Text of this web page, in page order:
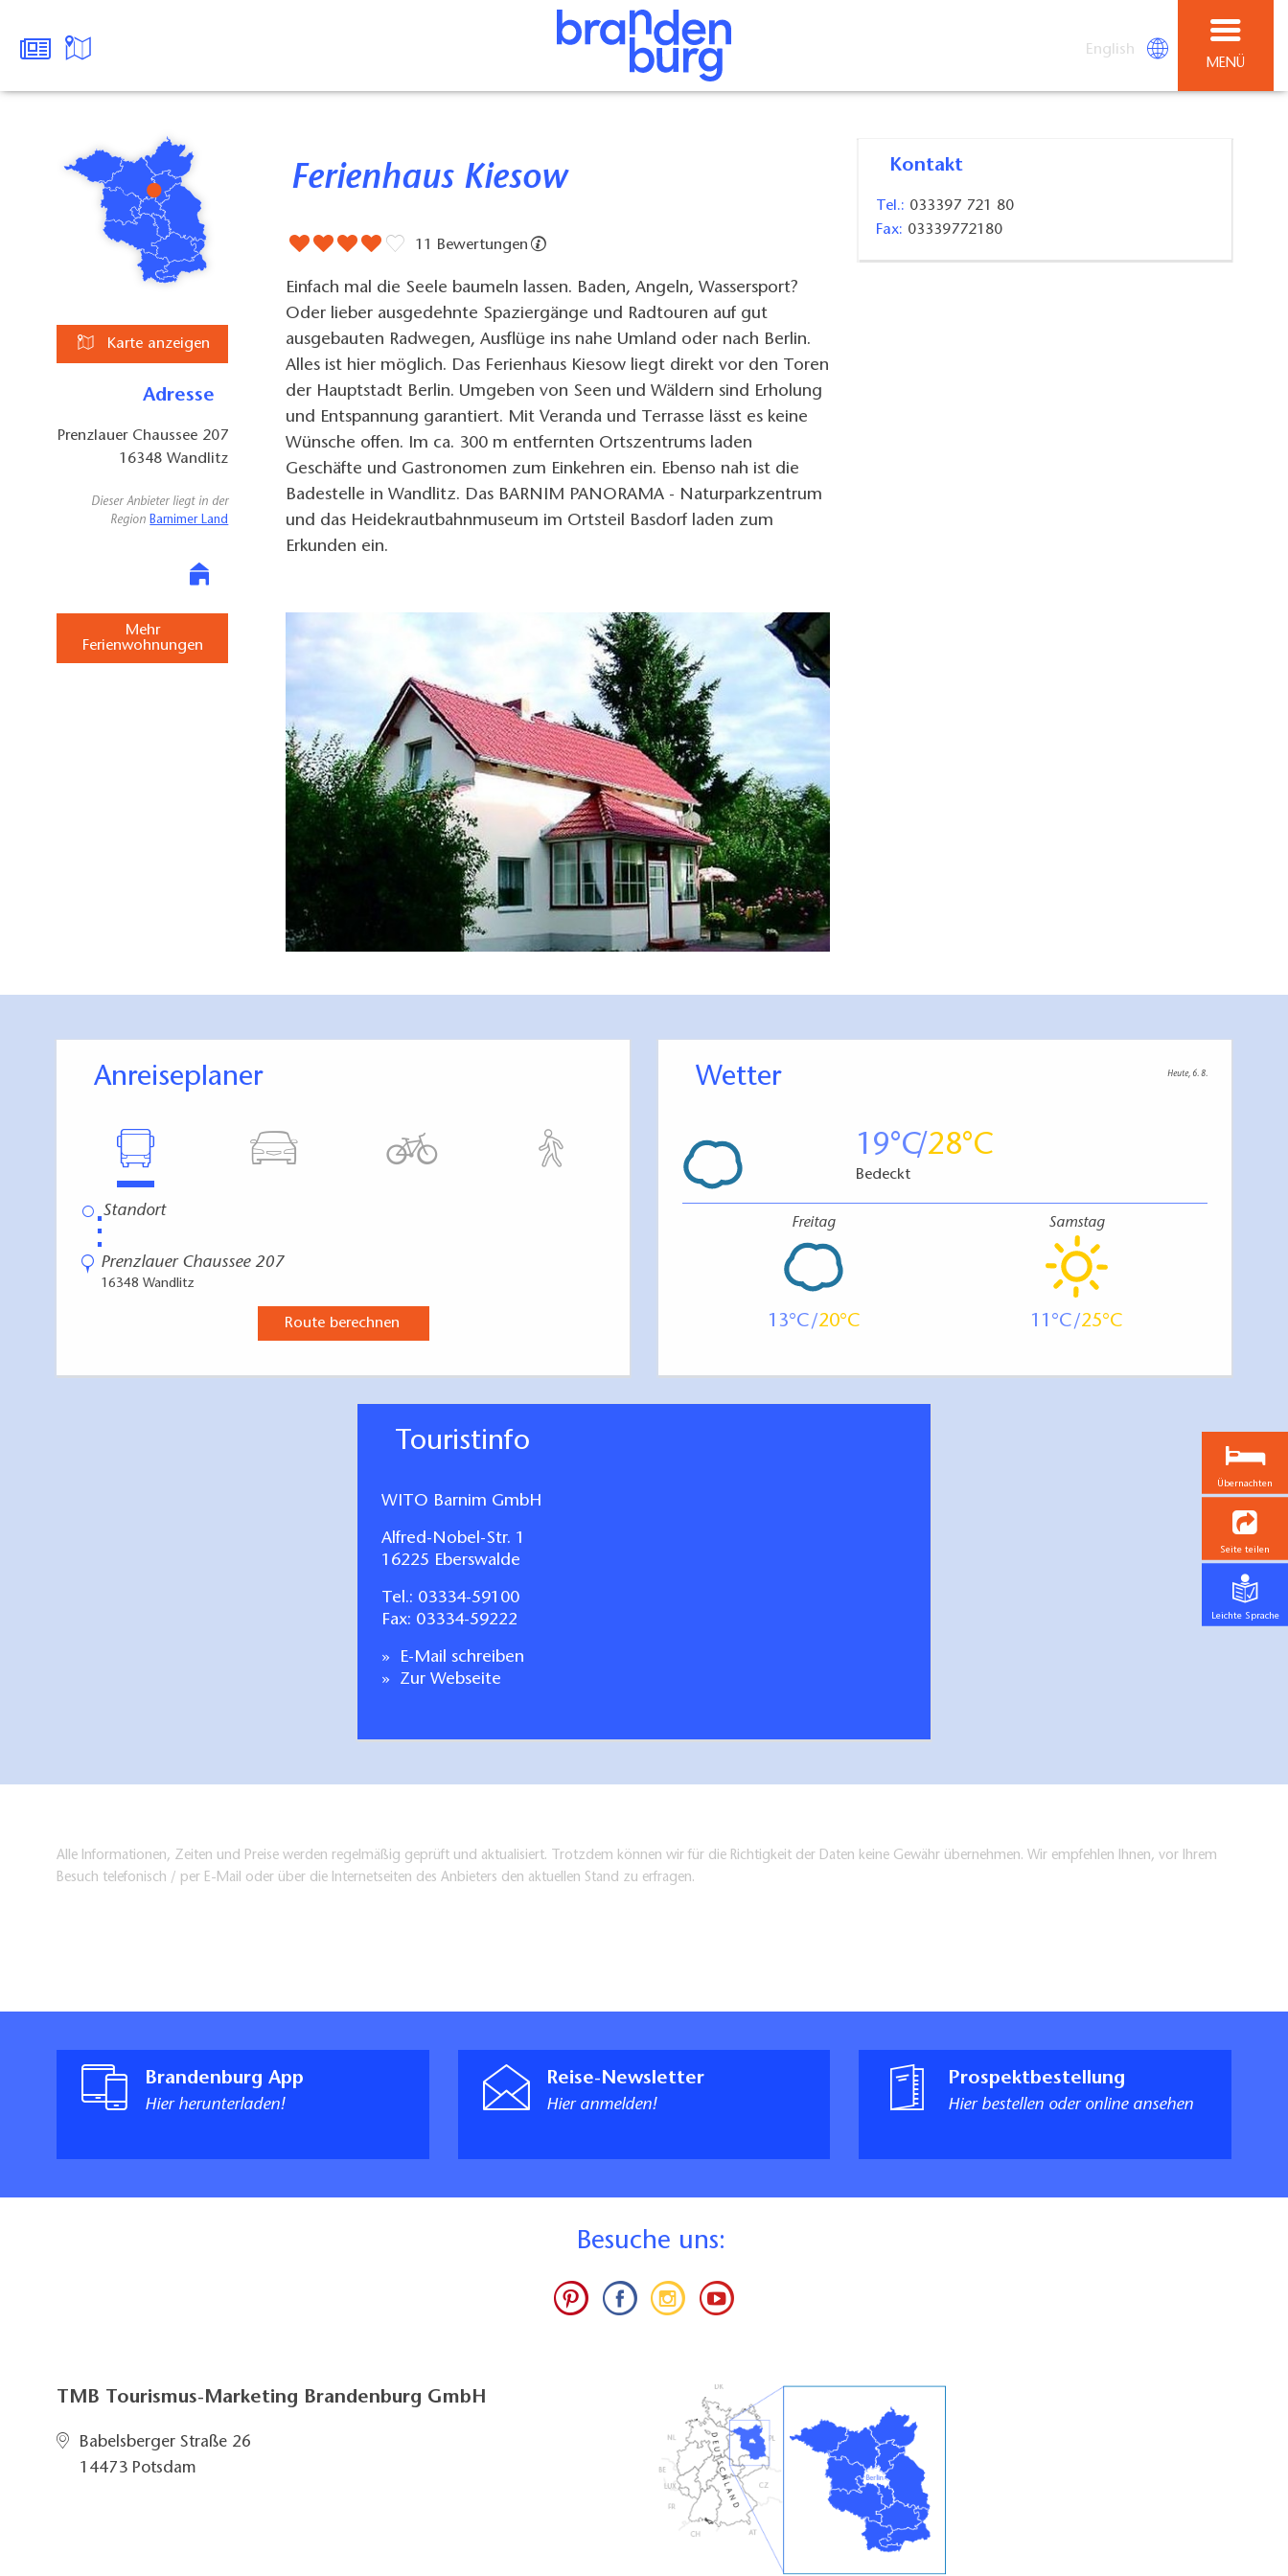
English
MENÜ
Karte anzeigen
Adresse
Prenzlauer Chaussee 207
16348 Wandlitz
Dieser Anbieter liegt in der
Region Barnimer Land
Mehr
Ferienwohnungen
Ferienhaus Kiesow
11 Bewertungen
Einfach mal die Seele baumeln lassen. Baden, Angeln, Wassersport?
Oder lieber ausgedehnte Spaziergänge und Radtouren auf gut
ausgebauten Radwegen, Ausflüge ins nahe Umland oder nach Berlin.
Alles ist hier möglich. Das Ferienhaus Kiesow liegt direkt vor den Toren
der Hauptstadt Berlin. Umgeben von Seen und Wäldern sind Erholung
und Entspannung garantiert. Mit Veranda und Terrasse lässt es keine
Wünsche offen. Im ca. 300 m entfernten Ortszentrums laden
Geschäfte und Gastronomen zum Einkehren ein. Ebenso nah ist die
Badestelle in Wandlitz. Das BARNIM PANORAMA - Naturparkzentrum
und das Heidekrautbahnmuseum im Ortsteil Basdorf laden zum
Erkunden ein.
Kontakt
Tel.: 033397 721 80
Fax: 03339772180
Anreiseplaner
⋮
Prenzlauer Chaussee 207
16348 Wandlitz
Route berechnen
Wetter Heute, 6. 8.
19 28
Bedeckt
Freitag
13 20
Samstag
11 25
Touristinfo
WITO Barnim GmbH
Alfred-Nobel-Str. 1
16225 Eberswalde
Tel.: 03334-59100
Fax: 03334-59222
E-Mail schreiben
Zur Webseite
Alle Informationen, Zeiten und Preise werden regelmäßig geprüft und aktualisiert. Trotzdem können wir für die Richtigkeit der Daten keine Gewähr übernehmen. Wir empfehlen Ihnen, vor Ihrem
Besuch telefonisch / per E-Mail oder über die Internetseiten des Anbieters den aktuellen Stand zu erfragen.
Brandenburg App
Hier herunterladen!
Reise-Newsletter
Hier anmelden!
Prospektbestellung
Hier bestellen oder online ansehen
Besuche uns:
TMB Tourismus-Marketing Brandenburg GmbH
Babelsberger Straße 26
14473 Potsdam
Übernachten
Seite teilen
Leichte Sprache